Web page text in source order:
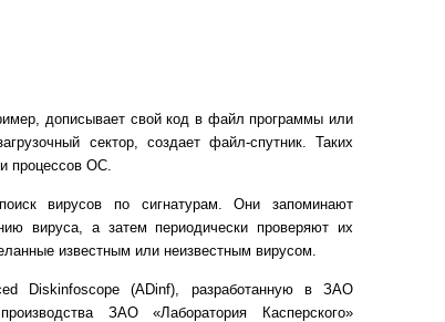
дописывает свой код в файл программы или
сектор, создает файл-спутник. Таких
процессов ОС.
вирусов по сигнатурам. Они запоминают
вируса, а затем периодически проверяют их
известным или неизвестным вирусом.
Diskinfoscope (ADinf), разработанную в ЗАО
ЗАО «Лаборатория Касперского»